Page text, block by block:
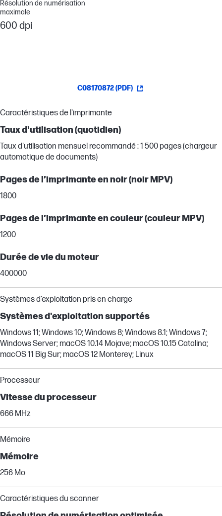
Résolution de numérisation
maximale
600 dpi
C08170872 (PDF)
Caractéristiques de l'imprimante
Taux d'utilisation (quotidien)
Taux d'utilisation mensuel recommandé : 1 500 pages (chargeur
automatique de documents)
Pages de l’imprimante en noir (noir MPV)
1800
Pages de l’imprimante en couleur (couleur MPV)
1200
Durée de vie du moteur
400000
Systèmes d’exploitation pris en charge
Systèmes d'exploitation supportés
Windows 11; Windows 10; Windows 8; Windows 8.1; Windows 7;
Windows Server; macOS 10.14 Mojave; macOS 10.15 Catalina;
macOS 11 Big Sur; macOS 12 Monterey; Linux
Processeur
Vitesse du processeur
666 MHz
Mémoire
Mémoire
256 Mo
Caractéristiques du scanner